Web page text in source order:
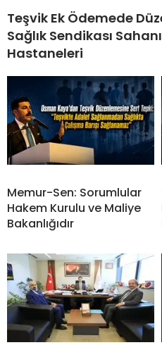
Teşvik Ek Ödemede
Sağlık Sendikası
Hastaneleri
Memur-Sen: Sorumlular
Hakem Kurulu ve Maliye
Bakanlığıdır